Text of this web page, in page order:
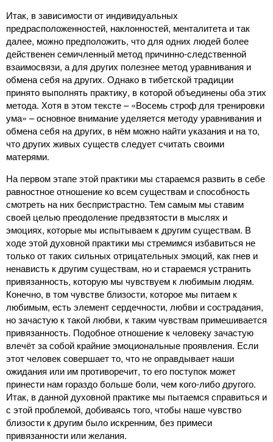
Итак, в зависимости от индивидуальных
предрасположенностей, наклонностей, менталитета и так
далее, можно предположить, что для одних людей более
действенен семичленный метод причинно-следственной
взаимосвязи, а для других полезнее метод уравнивания и
обмена себя на других. Однако в тибетской традиции
принято выполнять практику, в которой объединены оба этих
метода. Хотя в этом тексте – «Восемь строф для тренировки
ума» – основное внимание уделяется методу уравнивания и
обмена себя на других, в нём можно найти указания и на то,
что других живых существ следует считать своими
матерями.
На первом этапе этой практики мы стараемся развить в себе
равностное отношение ко всем существам и способность
смотреть на них беспристрастно. Тем самым мы ставим
своей целью преодоление предвзятости в мыслях и
эмоциях, которые мы испытываем к другим существам. В
ходе этой духовной практики мы стремимся избавиться не
только от таких сильных отрицательных эмоций, как гнев и
ненависть к другим существам, но и стараемся устранить
привязанность, которую мы чувствуем к любимым людям.
Конечно, в том чувстве близости, которое мы питаем к
любимым, есть элемент сердечности, любви и сострадания,
но зачастую к такой любви, к таким чувствам примешивается
привязанность. Подобное отношение к человеку зачастую
влечёт за собой крайние эмоциональные проявления. Если
этот человек совершает то, что не оправдывает наши
ожидания или им противоречит, то его поступок может
принести нам гораздо больше боли, чем кого-либо другого.
Итак, в данной духовной практике мы пытаемся справиться и
с этой проблемой, добиваясь того, чтобы наше чувство
близости к другим было искренним, без примеси
привязанности или желания.